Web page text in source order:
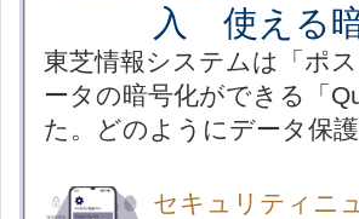
入 使える
東芝情報システムは「ポ
ータの暗号化ができる「
た。どのようにデータ保
セキュリティニ